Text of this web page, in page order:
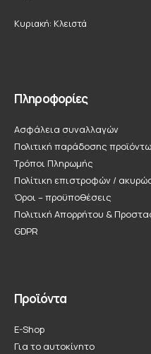
Κυριακή: Κλειστά
Πληροφορίες
Ασφάλεια συναλλαγών
Πολιτική παράδοσης
Τρόποι Πληρωμής
Πολίτικη επιστροφών /
Όροι – προϋποθέσεις
Πολιτική Απορρήτου &
GDPR
Προϊόντα
E-Shop
Για το αυτοκίνητο